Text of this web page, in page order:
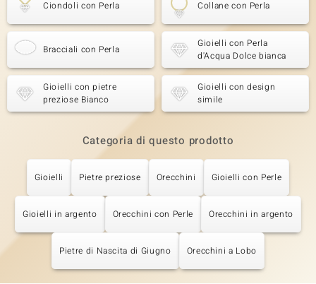
Ciondoli con Perla Collane con Perla
Bracciali con Perla
Gioielli con Perla
d'Acqua Dolce bianca
Gioielli con pietre
preziose Bianco
Gioielli con design
simile
Categoria di questo prodotto
Gioielli Pietre preziose Orecchini Gioielli con Perle
Gioielli in argento Orecchini con Perle Orecchini in argento
Pietre di Nascita di Giugno Orecchini a Lobo